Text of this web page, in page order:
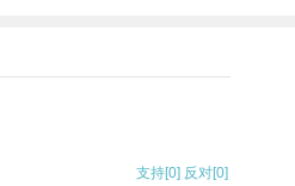
支持[0] 反对[0]